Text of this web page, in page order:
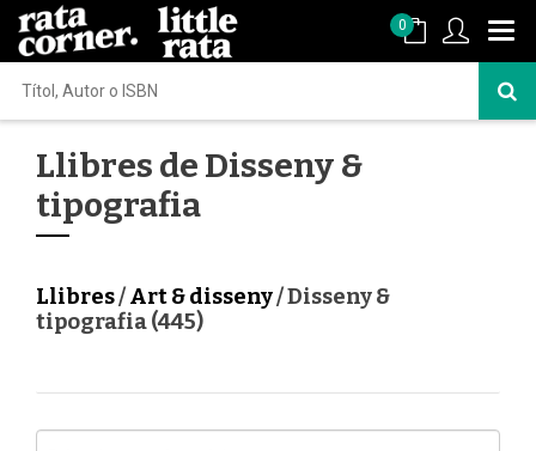
0
Llibres de Disseny &
tipografia
Llibres/Art & disseny/ Disseny &
tipografia (445)